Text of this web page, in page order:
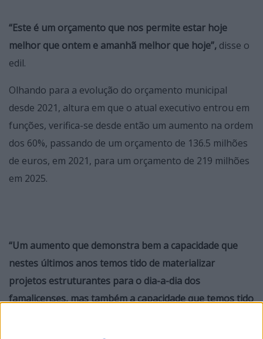
“Este é um orçamento que nos permite estar hoje
melhor que ontem e amanhã melhor que hoje”, disse o
edil.
Olhando para a evolução do orçamento municipal
desde 2021, altura em que o atual executivo entrou em
funções, verifica-se desde então um aumento na ordem
dos 60%, passando de um orçamento de 136.5 milhões
de euros, em 2021, para um orçamento de 219 milhões
em 2025.
“Um aumento que demonstra bem a capacidade que
nestes últimos anos temos tido de materializar
projetos estruturantes para o dia-a-dia dos
famalicenses, mas também a capacidade que temos tido